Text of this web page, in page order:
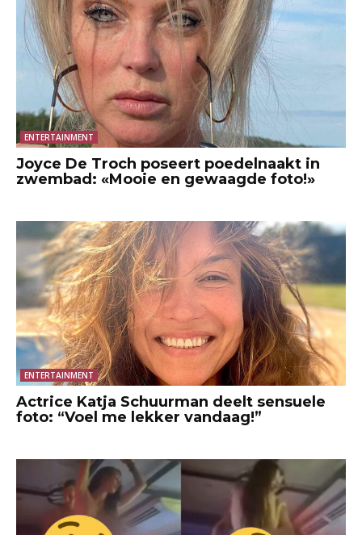
ENTERTAINMENT
Joyce De Troch poseert poedelnaakt in
zwembad: «Mooie en gewaagde foto!»
ENTERTAINMENT
Actrice Katja Schuurman deelt sensuele
foto: “Voel me lekker vandaag!”